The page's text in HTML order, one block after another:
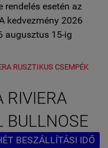
esetén az
kedvezmény 2026
augusztus 15-ig
RUSZTIKUS CSEMPÉK
RIVIERA
BULLNOSE
BESZÁLLÍTÁSI IDŐ